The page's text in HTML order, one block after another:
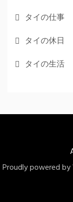
タイの仕事
タイの休日
タイの生活
Proudly powered by